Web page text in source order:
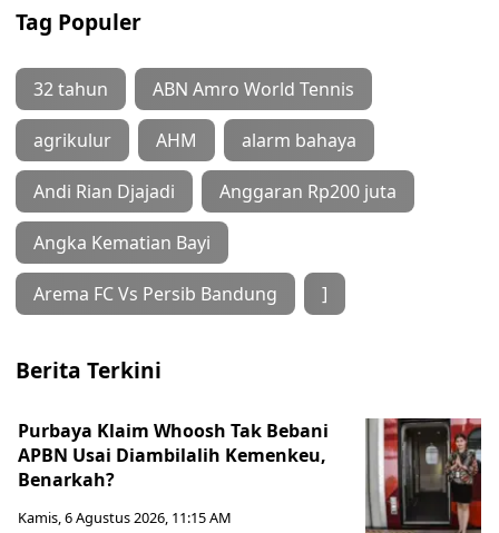
Tag Populer
32 tahun ABN Amro World Tennis
agrikulur AHM alarm bahaya
Andi Rian Djajadi Anggaran Rp200 juta
Angka Kematian Bayi
Arema FC Vs Persib Bandung ]
Berita Terkini
Purbaya Klaim Whoosh Tak Bebani
APBN Usai Diambilalih Kemenkeu,
Benarkah?
Kamis, 6 Agustus 2026, 11:15 AM